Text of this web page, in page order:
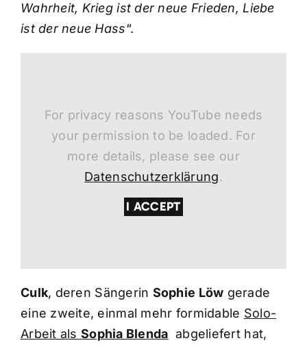
Wahrheit, Krieg ist der neue Frieden, Liebe
ist der neue Hass“.
For privacy reasons YouTube needs
your permission to be loaded. For
more details, please see our
Datenschutzerklärung.
I ACCEPT
Culk, deren Sängerin Sophie Löw gerade
eine zweite, einmal mehr formidable Solo-
Arbeit als Sophia Blenda abgeliefert hat,